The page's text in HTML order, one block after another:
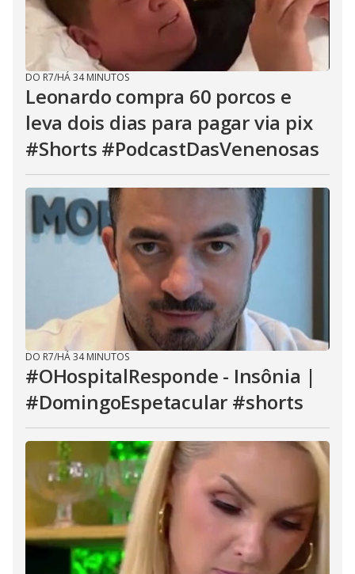
DO R7/HÁ 34 MINUTOS
Leonardo compra 60 porcos e
leva dois dias para pagar via pix
#Shorts #PodcastDasVenenosas
DO R7/HÁ 34 MINUTOS
#OHospitalResponde - Insônia |
#DomingoEspetacular #shorts